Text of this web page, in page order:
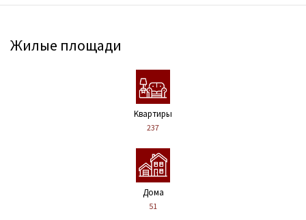
Жилые площади
Kвартиры
237
Дома
51